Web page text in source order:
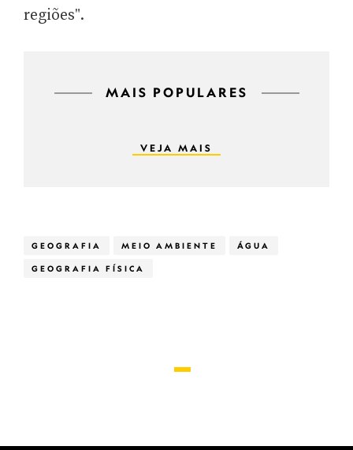
regiões".
MAIS POPULARES
VEJA MAIS
GEOGRAFIA MEIO AMBIENTE ÁGUA
GEOGRAFIA FÍSICA